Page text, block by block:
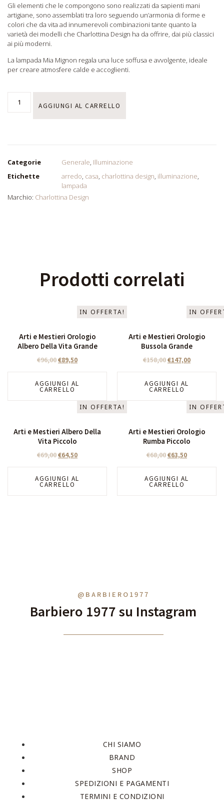
Gli elementi che le compongono sono realizzati da sapienti mani
artigiane, sono assemblati tra loro seguendo un’armonia di forme e
colori che da vita ad innumerevoli combinazioni tante quanto la
varietà dei modelli che Charlottina Design ha da offrire, dai più classici
ai più moderni.
La lampada Mia Mignon regala una luce soffusa e avvolgente, ideale
per creare atmosfere calde e accoglienti.
AGGIUNGI AL CARRELLO
Categorie Generale, Illuminazione
Etichette
arredo, casa, charlottina design, illuminazione,
lampada
Marchio: Charlottina Design
Prodotti correlati
IN OFFERTA!
Arti e Mestieri Orologio
Albero Della Vita Grande
€96,00€89,50
AGGIUNGI AL
CARRELLO
IN
Arti e Mestieri Orologio
Bussola Grande
€158,00€147,00
AGGIUNGI AL
CARRELLO
IN OFFERTA!
Arti e Mestieri Albero Della
Vita Piccolo
€69,00€64,50
AGGIUNGI AL
CARRELLO
IN
Arti e Mestieri Orologio
Rumba Piccolo
€68,00€63,50
AGGIUNGI AL
CARRELLO
@BARBIERO1977
Barbiero 1977 su Instagram
CHI SIAMO
BRAND
SHOP
SPEDIZIONI E PAGAMENTI
TERMINI E CONDIZIONI